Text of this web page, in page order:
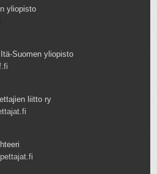
yliopisto
, Itä-Suomen yliopisto
liitto ry